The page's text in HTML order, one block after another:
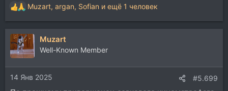
Р
е
а
к
ц
и
и
:
Muzart, argan, Sofian и ещё 1 человек
Muzart
Well-Known Member
14 Янв 2025 #5.699